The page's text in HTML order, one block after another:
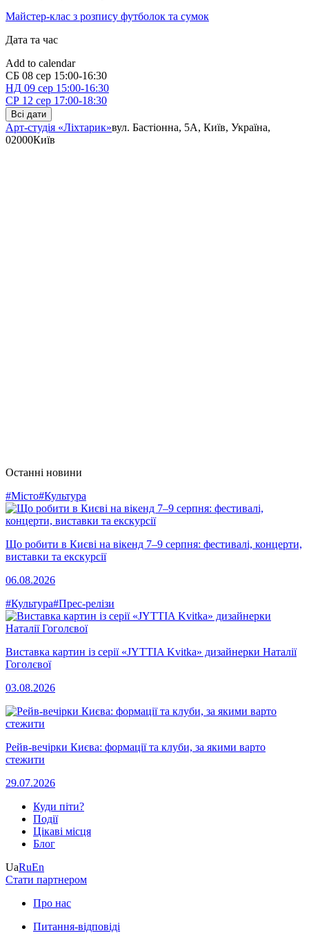
Майстер-клас з розпису футболок та сумок
Дата та час
Add to calendar
СБ 08 сер 15:00-16:30
НД 09 сер 15:00-16:30
СР 12 сер 17:00-18:30
Всі дати
Арт-студія «Ліхтарик»вул. Бастіонна, 5А, Київ, Україна,
02000Київ
Останні новини
#Місто#Культура
Що робити в Києві на вікенд 7–9 серпня: фестивалі, концерти,
виставки та екскурсії
06.08.2026
#Культура#Прес-релізи
Виставка картин із серії «JYTTIA Kvitka» дизайнерки Наталії
Гоголєвої
03.08.2026
Рейв-вечірки Києва: формації та клуби, за якими варто
стежити
29.07.2026
Куди піти?
Події
Цікаві місця
Блог
UaRuEn
Стати партнером
Про нас
Питання-відповіді